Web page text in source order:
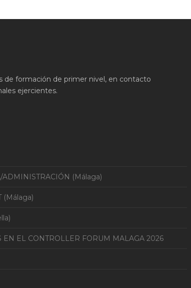
de formación de primer nivel, en contacto
ejercientes.
(Málaga)
(Málaga)
EN EL CONTROLLER FORUM MALAGA 2026